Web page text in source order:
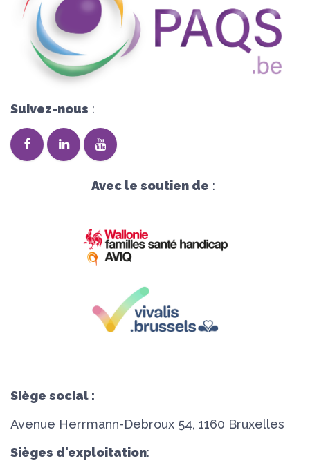
Suivez-nous :
Avec le soutien de :
Siège social :
Avenue Herrmann-Debroux 54, 1160 Bruxelles
Sièges d'exploitation: